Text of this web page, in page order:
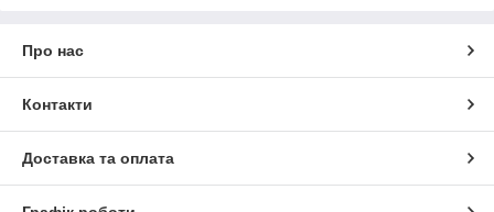
Про нас
Контакти
Доставка та оплата